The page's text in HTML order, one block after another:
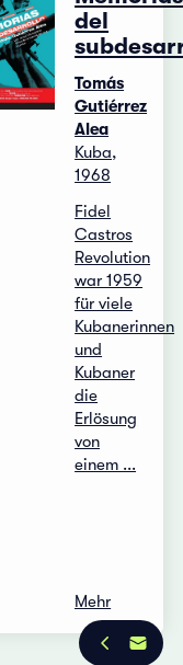
del
Tomás
Gutiérrez
Alea
Kuba,
1968
Fidel
Castros
Revolution
war 1959
für viele
Kubanerinnen
und
Kubaner
die
Erlösung
von
einem ...
Mehr